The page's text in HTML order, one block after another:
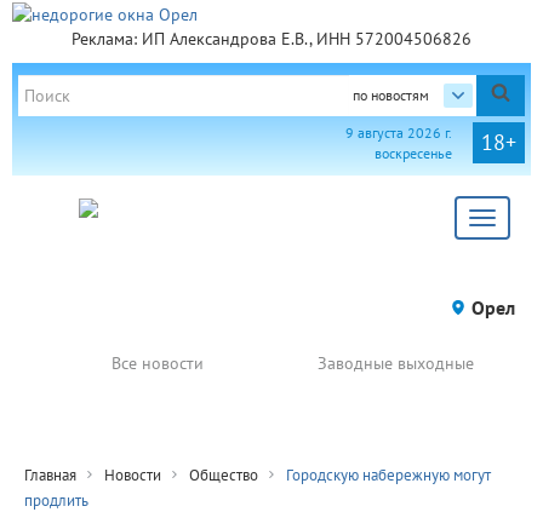
Реклама: ИП Александрова Е.В., ИНН 572004506826
по новостям
18+
9 августа 2026 г.
воскресенье
Toggle
Орел
Все новости Заводные выходные
Главная Новости Общество
Городскую набережную могут
продлить